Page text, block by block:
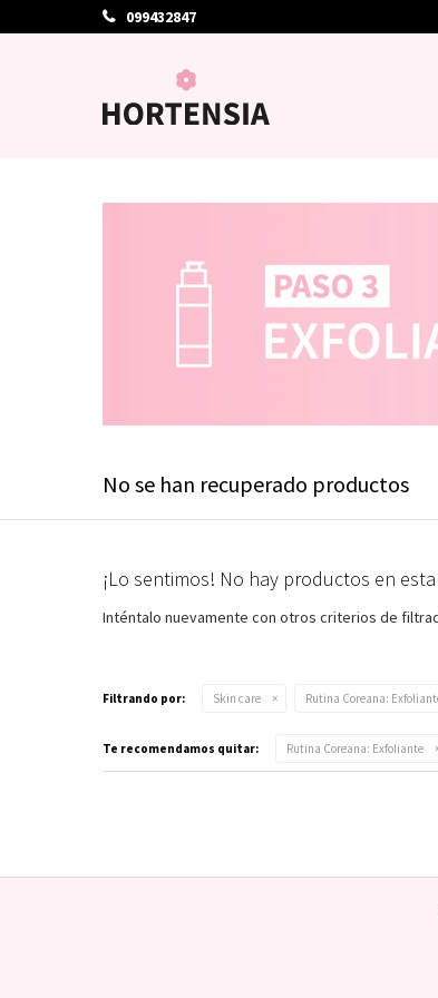
099432847
No se han recuperado productos
¡Lo sentimos! No hay productos en
Inténtalo nuevamente con otros criterios de
Filtrando por: Skin care Rutina Coreana:
Te recomendamos quitar: Rutina Coreana: Exfoliante